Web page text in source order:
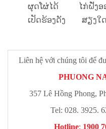
ຜຸດໂຜ່ໄດ້ ໄກ່ຝັ່ງອອ
ເປັດຮ້ອງດັງ ສຽງໃ
Liên hệ với chúng tôi để
PHUONG
357 Lê Hồng Phong,
Tel: 028. 3925.
Hotline: 1900